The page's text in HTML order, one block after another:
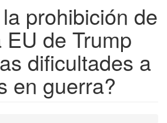
prohibición de
de Trump
dificultades a
en guerra?